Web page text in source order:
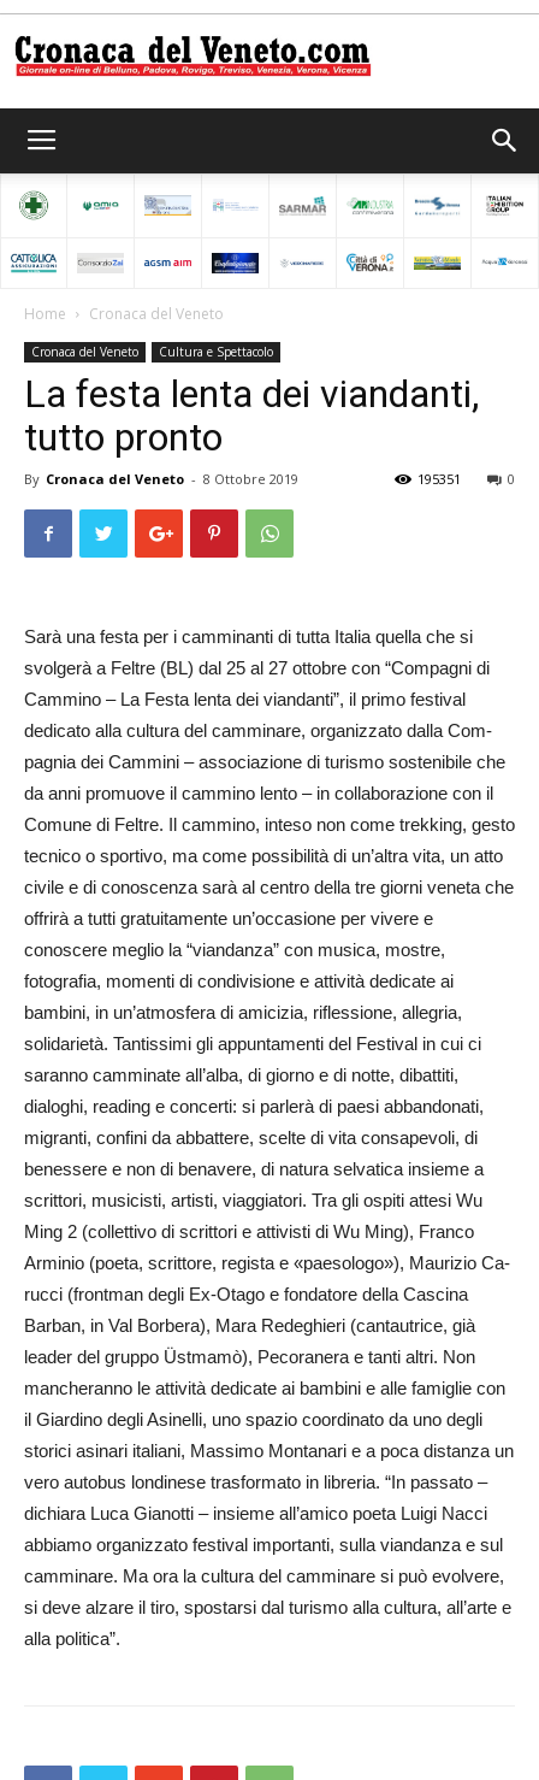
del
Veneto
Home Cronaca del Veneto
Cronaca del Veneto Cultura e Spettacolo
La festa lenta dei viandanti,
tutto pronto
By Cronaca del Veneto - 8 Ottobre 2019 0
195351
Sarà una festa per i camminanti di tutta Italia quella che si
svolgerà a Feltre (BL) dal 25 al 27 ottobre con “Compagni di
Cammino – La Festa lenta dei viandanti”, il primo festival
dedicato alla cultura del camminare, organizzato dalla Com­
pagnia dei Cammini – associazione di turismo sostenibile che
da anni promuove il cammino lento – in collaborazione con il
Comune di Feltre. Il cammino, inteso non come trekking, gesto
tecnico o sportivo, ma come possibilità di un’altra vita, un atto
civile e di conoscenza sarà al centro della tre giorni veneta che
offrirà a tutti gratuitamente un’occasione per vivere e
conoscere meglio la “viandanza” con musica, mostre,
fotografia, momenti di condivisione e attività dedicate ai
bambini, in un’atmosfera di amicizia, riflessione, allegria,
solidarietà. Tantissimi gli appuntamenti del Festival in cui ci
saranno camminate all’alba, di giorno e di notte, dibattiti,
dialoghi, reading e concerti: si parlerà di paesi abbandonati,
migranti, confini da abbattere, scelte di vita consapevoli, di
benessere e non di benavere, di natura selvatica insieme a
scrittori, musicisti, artisti, viaggiatori. Tra gli ospiti attesi Wu
Ming 2 (collettivo di scrittori e attivisti di Wu Ming), Franco
Arminio (poeta, scrittore, regista e «paesologo»), Maurizio Ca­
rucci (frontman degli Ex-Otago e fondatore della Ca­scina
Barban, in Val Bor­bera), Mara Redeghieri (cantautrice, già
leader del gruppo Üst­mamò), Peco­ra­ne­ra e tanti altri. Non
mancheranno le attività dedicate ai bambini e alle famiglie con
il Giardino degli Asinelli, uno spazio coordinato da uno degli
storici asinari italiani, Massimo Montanari e a poca distanza un
vero autobus londinese trasformato in libreria. “In passato –
dichiara Luca Gianotti – insieme all’amico poeta Luigi Nacci
abbiamo organizzato festival importanti, sulla viandanza e sul
camminare. Ma ora la cultura del camminare si può evolvere,
si deve alzare il tiro, spostarsi dal turismo alla cultura, all’arte e
alla politica”.